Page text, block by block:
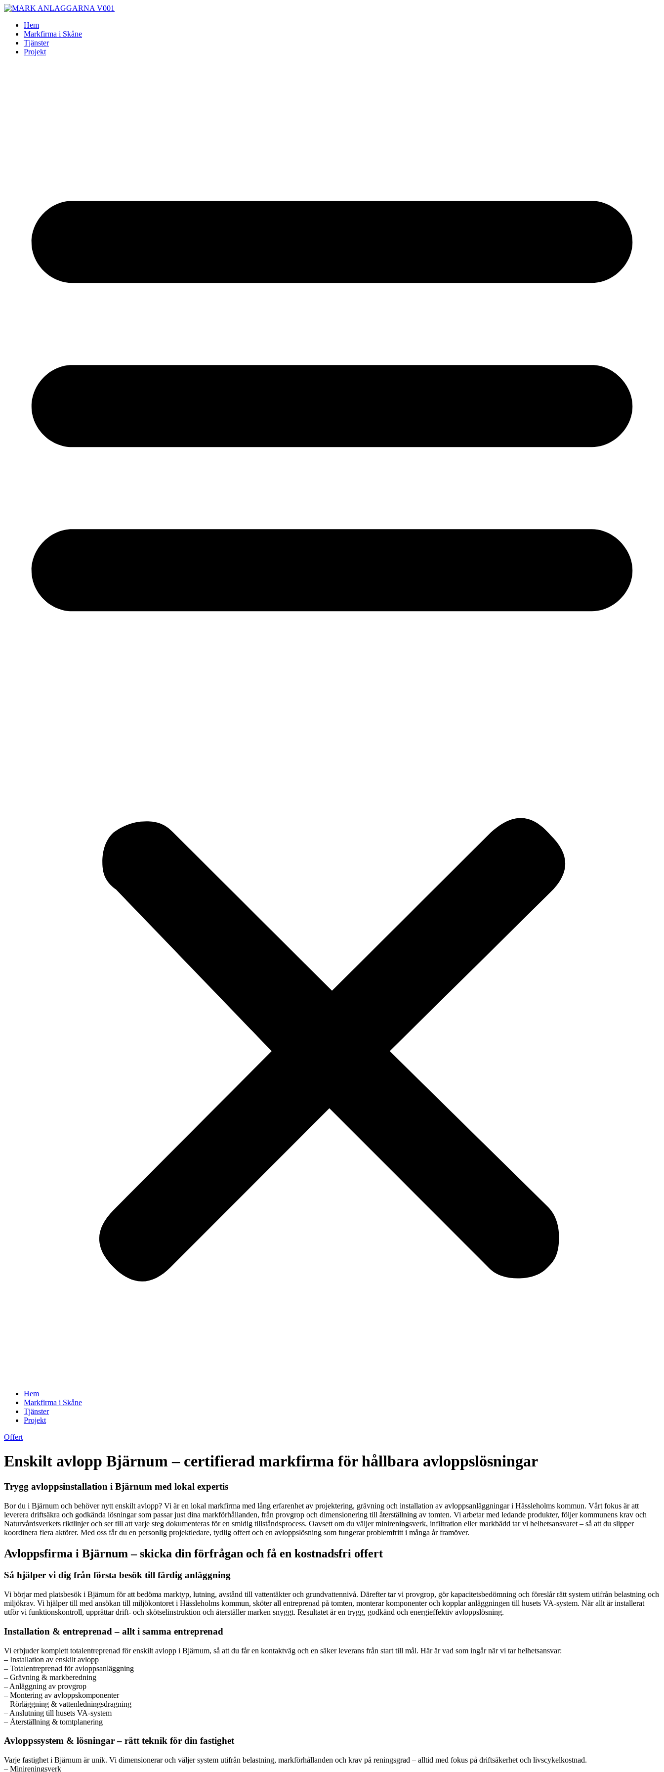
Skip
contentHem
Markfirma i Skåne
Tjänster
Projekt
Hem
Markfirma i Skåne
Tjänster
Projekt
Offert
Enskilt avlopp Bjärnum – certifierad markfirma för hållbara avloppslösningar
Trygg avloppsinstallation i Bjärnum med lokal expertis
Bor du i Bjärnum och behöver nytt enskilt avlopp? Vi är en lokal markfirma med lång erfarenhet av projektering, grävning och installation av avloppsanläggningar i Hässleholms kommun. Vårt fokus är att
leverera driftsäkra och godkända lösningar som passar just dina markförhållanden, från provgrop och dimensionering till återställning av tomten. Vi arbetar med ledande produkter, följer kommunens krav och
Naturvårdsverkets riktlinjer och ser till att varje steg dokumenteras för en smidig tillståndsprocess. Oavsett om du väljer minireningsverk, infiltration eller markbädd tar vi helhetsansvaret – så att du slipper
koordinera flera aktörer. Med oss får du en personlig projektledare, tydlig offert och en avloppslösning som fungerar problemfritt i många år framöver.
Avloppsfirma i Bjärnum – skicka din förfrågan och få en kostnadsfri offert
Så hjälper vi dig från första besök till färdig anläggning
Vi börjar med platsbesök i Bjärnum för att bedöma marktyp, lutning, avstånd till vattentäkter och grundvattennivå. Därefter tar vi provgrop, gör kapacitetsbedömning och föreslår rätt system utifrån belastning och
miljökrav. Vi hjälper till med ansökan till miljökontoret i Hässleholms kommun, sköter all entreprenad på tomten, monterar komponenter och kopplar anläggningen till husets VA-system. När allt är installerat
utför vi funktionskontroll, upprättar drift- och skötselinstruktion och återställer marken snyggt. Resultatet är en trygg, godkänd och energieffektiv avloppslösning.
Installation & entreprenad – allt i samma entreprenad
Vi erbjuder komplett totalentreprenad för enskilt avlopp i Bjärnum, så att du får en kontaktväg och en säker leverans från start till mål. Här är vad som ingår när vi tar helhetsansvar:
– Installation av enskilt avlopp
– Totalentreprenad för avloppsanläggning
– Grävning & markberedning
– Anläggning av provgrop
– Montering av avloppskomponenter
– Rörläggning & vattenledningsdragning
– Anslutning till husets VA-system
– Återställning & tomtplanering
Avloppssystem & lösningar – rätt teknik för din fastighet
Varje fastighet i Bjärnum är unik. Vi dimensionerar och väljer system utifrån belastning, markförhållanden och krav på reningsgrad – alltid med fokus på driftsäkerhet och livscykelkostnad.
– Minireningsverk